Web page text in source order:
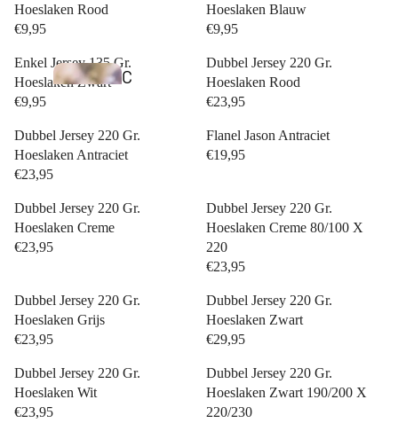
C
n
d
r
ll
Hoeslaken Rood
€9,95
Hoeslaken Blauw
€9,95
Enkel Jersey 135 Gr.
Hoeslaken Zwart
€9,95
Dubbel Jersey 220 Gr.
Hoeslaken Rood
€23,95
Dubbel Jersey 220 Gr.
Hoeslaken Antraciet
€23,95
Flanel Jason Antraciet
€19,95
Dubbel Jersey 220 Gr.
Hoeslaken Creme
€23,95
Dubbel Jersey 220 Gr.
Hoeslaken Creme 80/100 X
220
€23,95
Dubbel Jersey 220 Gr.
Hoeslaken Grijs
€23,95
Dubbel Jersey 220 Gr.
Hoeslaken Zwart
€29,95
Dubbel Jersey 220 Gr.
Hoeslaken Wit
€23,95
Dubbel Jersey 220 Gr.
Hoeslaken Zwart 190/200 X
220/230